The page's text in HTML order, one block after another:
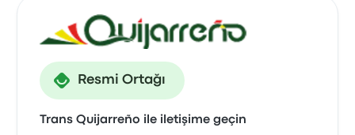
Resmi Ortağı
Trans Quijarreño ile iletişime geçin